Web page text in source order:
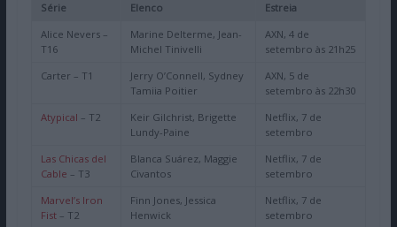
Série Elenco
Estreia
Alice Nevers –
T16
Marine Delterme, Jean-
Michel Tinivelli
AXN, 4 de
setembro às 21h25
Carter – T1
Jerry O’Connell, Sydney
Tamiia Poitier
AXN, 5 de
setembro às 22h30
Atypical – T2
Keir Gilchrist, Brigette
Lundy-Paine
Netflix, 7 de
setembro
Las Chicas del
Cable – T3
Blanca Suárez, Maggie
Civantos
Netflix, 7 de
setembro
Marvel’s Iron
Fist– T2
Finn Jones, Jessica
Henwick
Netflix, 7 de
setembro